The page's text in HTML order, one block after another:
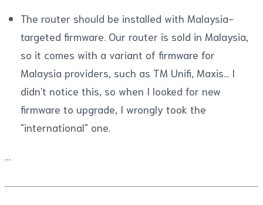
The router should be installed with Malaysia-
targeted firmware. Our router is sold in Malaysia,
so it comes with a variant of firmware for
Malaysia providers, such as TM Unifi, Maxis... I
didn't notice this, so when I looked for new
firmware to upgrade, I wrongly took the
"international" one.